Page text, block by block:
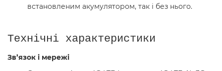
встановленим акумулятором, так і без нього.
Технічні характеристики
Зв’язок і мережі